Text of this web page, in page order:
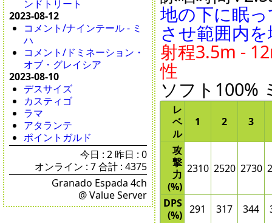
ンドトリート
2023-08-12
コメント/ナインテール - ミ
ハ
コメント/ドミネーション・
オブ・グレイシア
2023-08-10
デスサイズ
カスティゴ
ラマ
アタランテ
ポイントガルド
今日 : 2 昨日 : 0
オンライン : 7 合計 : 4375
Granado Espada 4ch
@ Value Server
地の下に眠
させ範囲内
射程3.5m -
性
ソフト100%
レ
ベ
ル
1 2 3
攻
撃
力
(%)
2310 2520 2730
DPS
(%) 291 317 344